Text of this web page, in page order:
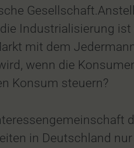
Industrialisierung
mit dem
wenn die
Konsum steuern?
in Deutschland